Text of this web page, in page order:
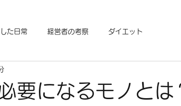
た日常 経営者の考察 ダイエット
要になるモノと